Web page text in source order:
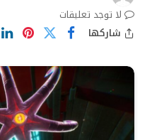
لا توجد تعليقات
شاركها